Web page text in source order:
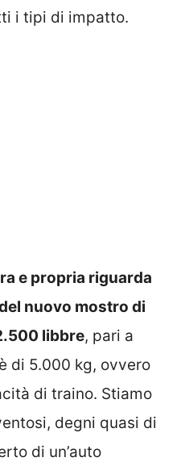
i tipi di impatto.
e propria riguarda
nuovo mostro di
libbre, pari a
di 5.000 kg, ovvero
di traino. Stiamo
degni quasi di
di un’auto